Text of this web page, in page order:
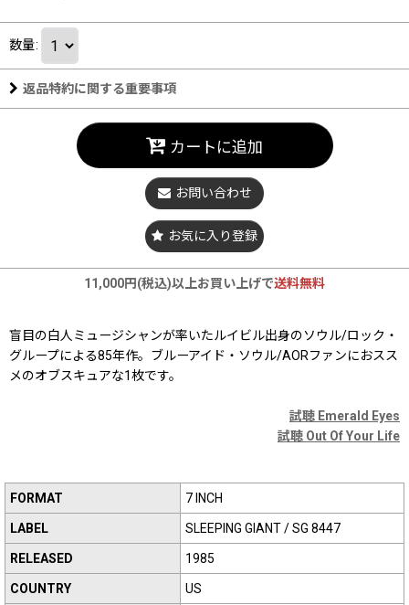
数量:
返品特約に関する重要事項
カートに追加
お問い合わせ
お気に入り登録
11,000円(税込)以上お買い上げで送料無料
盲目の白人ミュージシャンが率いたルイビル出身のソウル/ロック・
グループによる85年作。ブルーアイド・ソウル/AORファンにおスス
メのオブスキュアな1枚です。
試聴 Emerald Eyes
試聴 Out Of Your Life
FORMAT 7 INCH
LABEL SLEEPING GIANT / SG 8447
RELEASED 1985
COUNTRY US